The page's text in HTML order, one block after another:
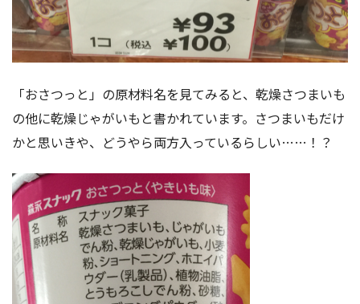
「おさつっと」の原材料名を見てみると、乾燥さつまいも
の他に乾燥じゃがいもと書かれています。さつまいもだけ
かと思いきや、どうやら両方入っているらしい……！？